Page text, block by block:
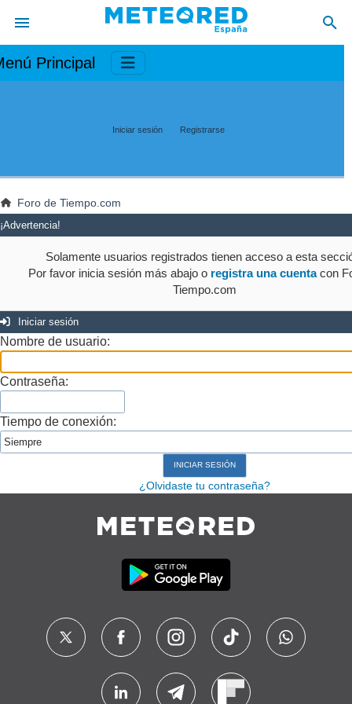
Principal
Iniciar sesión Registrarse
Foro de Tiempo.com
¡Advertencia!
Solamente usuarios registrados tienen acceso a esta
Por favor inicia sesión más abajo o registra una cuentacon
Tiempo.com
Iniciar sesión
Nombre de usuario:
Contraseña:
Tiempo de conexión:
¿Olvidaste tu contraseña?